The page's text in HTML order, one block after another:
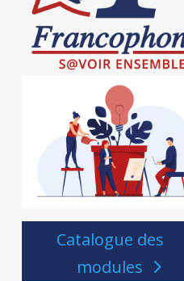
Catalogue des
modules